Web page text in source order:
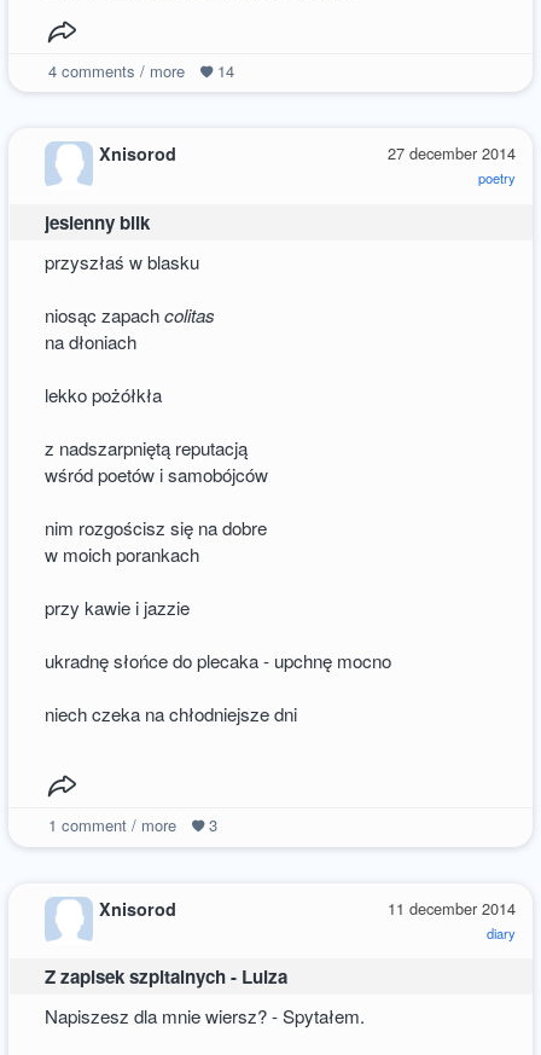
4comments / more 14
27 december 2014
poetry
Xnisorod
jesienny blik
przyszłaś w blasku
niosąc zapachcolitas
na dłoniach
lekko pożółkła
z nadszarpniętą reputacją
wśród poetów i samobójców
nim rozgościsz się na dobre
w moich porankach
przy kawie i jazzie
ukradnę słońce do plecaka - upchnę mocno
niech czeka na chłodniejsze dni
1 comment / more 3
11 december 2014
diary
Xnisorod
Z zapisek szpitalnych - Luiza
Napiszesz dla mnie wiersz? - Spytałem.